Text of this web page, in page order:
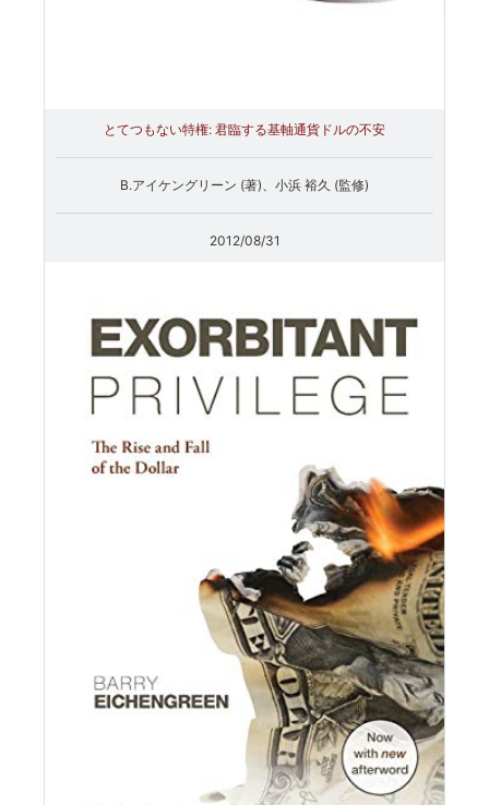
とてつもない特権: 君臨する基軸通貨ドルの不安
B.アイケングリーン (著)、小浜 裕久 (監修)
2012/08/31